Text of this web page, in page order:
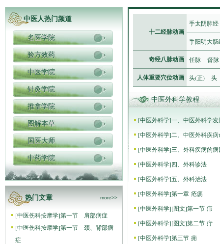
中医人热门频道
名医学院
验方效药
中医学院
针灸学院
推拿学院
图解本草
国医大师
中药学院
热门文章 more>>
[中医伤科按摩学]第一节 肩部病症
[中医伤科按摩学]第一节 颈、背部病
症
十二经脉动画
手太阴肺经
手阳明大肠
奇经八脉动画 任脉 督脉
人体重要穴位动画 头(正) 头
中医外科学教程
[中医外科学]一、中医外科学
[中医外科学]二、中医外科疾
[中医外科学]三、外科疾病的
[中医外科学]四、外科诊法
[中医外科学]五、外科治法
[中医外科学]第一章 疮疡
[中医外科学][图文]第一节 疖
[中医外科学][图文]第二节 疔
[中医外科学]第三节 痈